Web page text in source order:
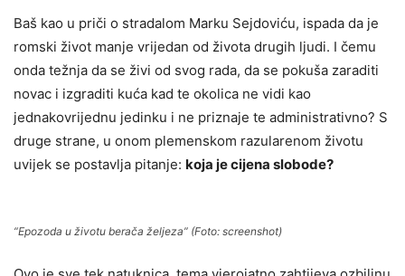
Baš kao u priči o stradalom Marku Sejdoviću, ispada da je
romski život manje vrijedan od života drugih ljudi. I čemu
onda težnja da se živi od svog rada, da se pokuša zaraditi
novac i izgraditi kuća kad te okolica ne vidi kao
jednakovrijednu jedinku i ne priznaje te administrativno? S
druge strane, u onom plemenskom razularenom životu
uvijek se postavlja pitanje: koja je cijena slobode?
“Epozoda u životu berača željeza” (Foto: screenshot)